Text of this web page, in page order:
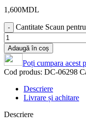
1,600MDL
Cantitate Scaun
Adaugă în coș
Poți cumpara acest
Cod produs: DC-06298
Descriere
Livrare și achitare
Descriere